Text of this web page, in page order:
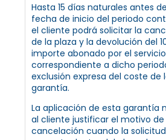
Hasta 15 días naturales antes
fecha de inicio del periodo
el cliente podrá solicitar la
de la plaza y la devolución del
importe abonado por el servicio
correspondiente a dicho
exclusión expresa del coste de
garantía.
La aplicación de esta garantía
al cliente justificar el motivo de
cancelación cuando la